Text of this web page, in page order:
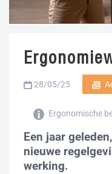
28/05/25
Ergonomische
Een jaar
nieuwe
werking.